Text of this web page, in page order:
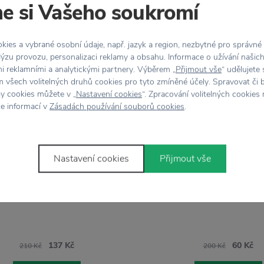
SCANDINAVIA
ubrousky Sprackling White
210 Kč 137 Kč
−70 %
HOUSE DOCTOR
Papírový talíř
200 Kč 60 Kč
si Vašeho soukromí
a vybrané osobní údaje, např. jazyk a region, nezbytné pro
provozu, personalizaci reklamy a obsahu. Informace o užívání
reklamními a analytickými partnery. Výběrem „Přijmout vše“ udělujete
všech volitelných druhů cookies pro tyto zmíněné účely. Spravovat či
cookies můžete v „Nastavení cookies“. Zpracování volitelných cookies
informací v Zásadách používání souborů cookies.
Nastavení cookies Přijmout vše